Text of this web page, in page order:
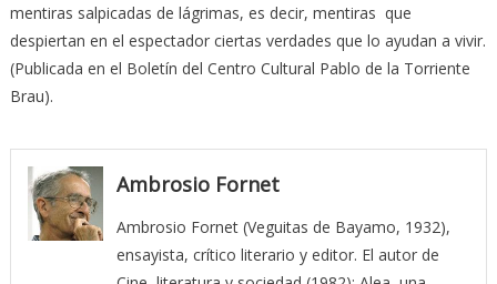
mentiras salpicadas de lágrimas, es decir, mentiras que
despiertan en el espectador ciertas verdades que lo ayudan a vivir.
(Publicada en el Boletín del Centro Cultural Pablo de la Torriente
Brau).
Ambrosio Fornet
Ambrosio Fornet (Veguitas de Bayamo, 1932),
ensayista, crítico literario y editor. El autor de